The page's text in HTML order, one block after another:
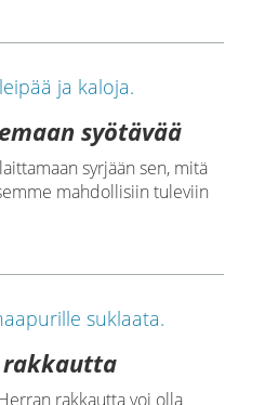
syötävää
syrjään sen, mitä
mahdollisiin tuleviin
rakkautta
rakkautta voi olla